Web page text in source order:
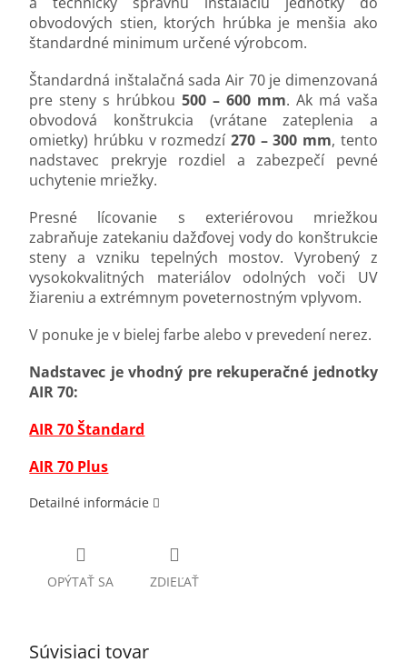
obvodových stien, ktorých hrúbka je menšia ako
štandardné minimum určené výrobcom.
Štandardná inštalačná sada Air 70 je dimenzovaná
pre steny s hrúbkou500 – 600 mm. Ak má vaša
obvodová konštrukcia (vrátane zateplenia a
omietky) hrúbku v rozmedzí 270 – 300 mm, tento
nadstavec prekryje rozdiel a zabezpečí pevné
uchytenie mriežky.
Presné lícovanie s exteriérovou mriežkou
zabraňuje zatekaniu dažďovej vody do konštrukcie
steny a vzniku tepelných mostov. Vyrobený z
vysokokvalitných materiálov odolných voči UV
žiareniu a extrémnym poveternostným vplyvom.
V ponuke je v bielej farbe alebo v prevedení nerez.
Nadstavec je vhodný pre rekuperačné jednotky
AIR 70:
AIR 70 Štandard
AIR 70 Plus
Detailné informácie
OPÝTAŤ SA ZDIEĽAŤ
Súvisiaci tovar